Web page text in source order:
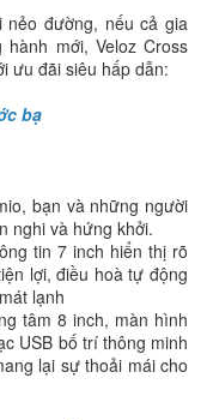
đường, nếu cả gia
mới, Veloz Cross
ưu đãi siêu hấp dẫn:
bạ
bạn và những người
nghi và hứng khởi.
tin 7 inch hiển thị rõ
lợi, điều hoà tự động
lạnh
tâm 8 inch, màn hình
USB bố trí thông minh
lại sự thoải mái cho